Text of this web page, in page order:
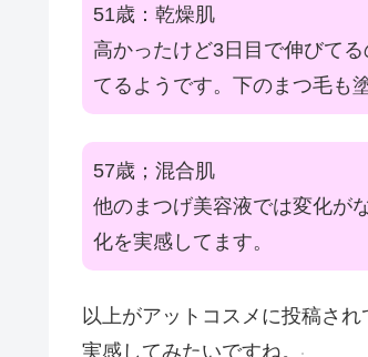
51歳：乾燥肌
高かったけど3日目で伸びて
てるようです。下のまつ毛も
57歳；混合肌
他のまつげ美容液では変化が
化を実感してます。
以上がアットコスメに投稿さ
実感してみたいですね。